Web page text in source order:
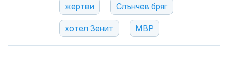
жертви Слънчев бряг
хотел Зенит МВР